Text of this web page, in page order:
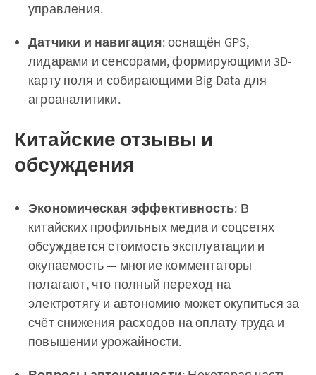
управления.
Датчики и навигация: оснащён GPS,
лидарами и сенсорами, формирующими 3D-
карту поля и собирающими Big Data для
агроаналитики.
Китайские отзывы и
обсуждения
Экономическая эффективность: В
китайских профильных медиа и соцсетях
обсуждается стоимость эксплуатации и
окупаемость — многие комментаторы
полагают, что полный переход на
электротягу и автономию может окупиться за
счёт снижения расходов на оплату труда и
повышении урожайности.